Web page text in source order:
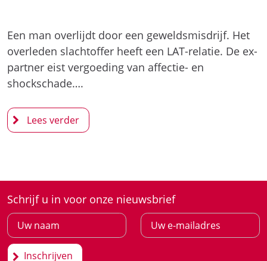
Een man overlijdt door een geweldsmisdrijf. Het
overleden slachtoffer heeft een LAT-relatie. De ex-
partner eist vergoeding van affectie- en
shockschade….
Schrijf u in voor onze nieuwsbrief
Inschrijven